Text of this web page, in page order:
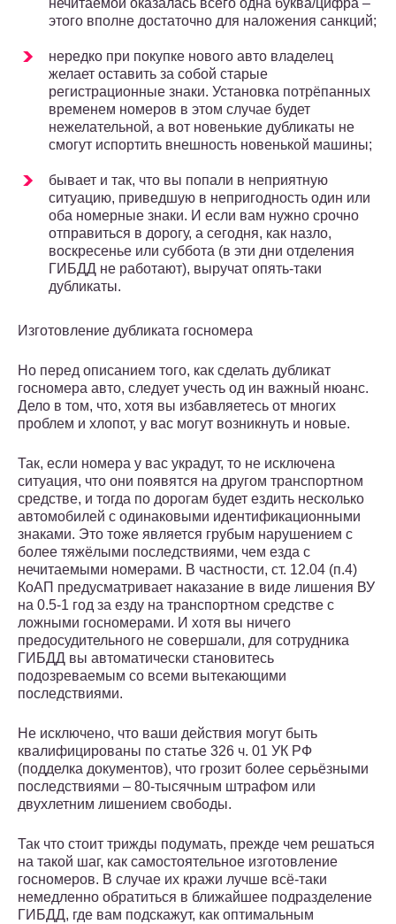
нечитаемой оказалась всего одна буква/цифра –
этого вполне достаточно для наложения санкций;
нередко при покупке нового авто владелец
желает оставить за собой старые
регистрационные знаки. Установка потрёпанных
временем номеров в этом случае будет
нежелательной, а вот новенькие дубликаты не
смогут испортить внешность новенькой машины;
бывает и так, что вы попали в неприятную
ситуацию, приведшую в непригодность один или
оба номерные знаки. И если вам нужно срочно
отправиться в дорогу, а сегодня, как назло,
воскресенье или суббота (в эти дни отделения
ГИБДД не работают), выручат опять-таки
дубликаты.
Изготовление дубликата госномера
Но перед описанием того, как сделать дубликат
госномера авто, следует учесть од ин важный нюанс.
Дело в том, что, хотя вы избавляетесь от многих
проблем и хлопот, у вас могут возникнуть и новые.
Так, если номера у вас украдут, то не исключена
ситуация, что они появятся на другом транспортном
средстве, и тогда по дорогам будет ездить несколько
автомобилей с одинаковыми идентификационными
знаками. Это тоже является грубым нарушением с
более тяжёлыми последствиями, чем езда с
нечитаемыми номерами. В частности, ст. 12.04 (п.4)
КоАП предусматривает наказание в виде лишения ВУ
на 0.5-1 год за езду на транспортном средстве с
ложными госномерами. И хотя вы ничего
предосудительного не совершали, для сотрудника
ГИБДД вы автоматически становитесь
подозреваемым со всеми вытекающими
последствиями.
Не исключено, что ваши действия могут быть
квалифицированы по статье 326 ч. 01 УК РФ
(подделка документов), что грозит более серьёзными
последствиями – 80-тысячным штрафом или
двухлетним лишением свободы.
Так что стоит трижды подумать, прежде чем решаться
на такой шаг, как самостоятельное изготовление
госномеров. В случае их кражи лучше всё-таки
немедленно обратиться в ближайшее подразделение
ГИБДД, где вам подскажут, как оптимальным